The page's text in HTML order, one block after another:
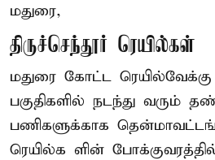
மதுரை,
திருச்செந்தூர் ரெயில்கள்
மதுரை கோட்ட
பகுதிகளில் நடந்து வரும்
பணிகளுக்காக
ரெயில்க ளின்